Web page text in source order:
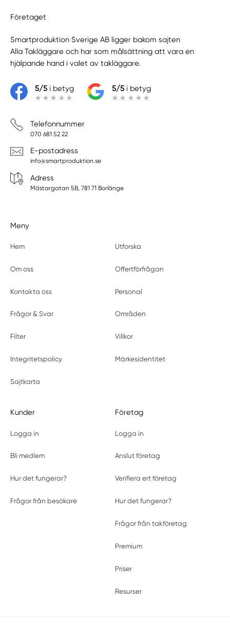
Företaget
Smartproduktion Sverige AB ligger bakom sajten
Alla Takläggare och har som målsättning att vara en
hjälpande hand i valet av takläggare.
5/5i betyg 5/5i betyg
Telefonnummer
070 681 52 22
E-postadress
info@smartproduktion.se
Adress
Mästargatan 5B, 781 71 Borlänge
Meny
Hem Utforska
Om oss Offertförfrågan
Kontakta oss Personal
Frågor & Svar Områden
Filter Villkor
Integritetspolicy Märkesidentitet
Sajtkarta
Kunder
Logga in
Bli medlem
Hur det fungerar?
Frågor från besökare
Företag
Logga in
Anslut företag
Verifiera ert företag
Hur det fungerar?
Frågor från takföretag
Premium
Priser
Resurser